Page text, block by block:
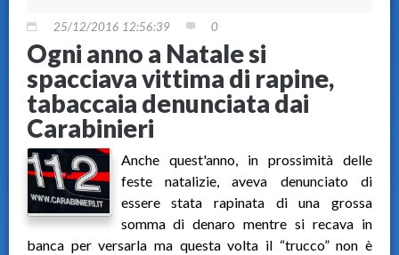
25/12/2016 12:56:39 0
Ogni anno a Natale si
spacciava vittima di rapine,
tabaccaia denunciata dai
Carabinieri
Anche quest'anno, in prossimità delle
feste natalizie, aveva denunciato di
essere stata rapinata di una grossa
somma di denaro mentre si recava in
banca per versarla ma questa volta il “trucco” non è